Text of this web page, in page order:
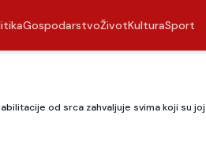
GospodarstvoŽivotKulturaSport
od srca zahvaljuje svima koji su